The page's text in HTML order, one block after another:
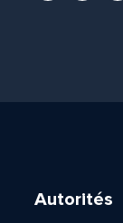
Autorités